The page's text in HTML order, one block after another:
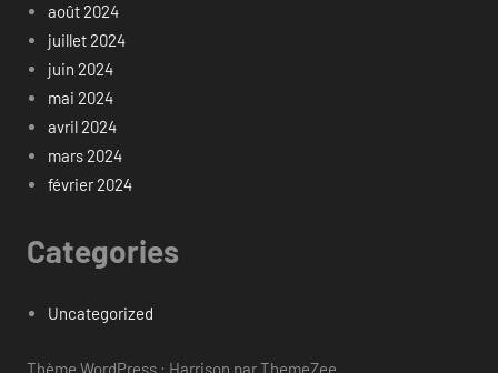
août 2024
juillet 2024
juin 2024
mai 2024
avril 2024
mars 2024
février 2024
Categories
Uncategorized
Thème WordPress : Harrison par ThemeZee.